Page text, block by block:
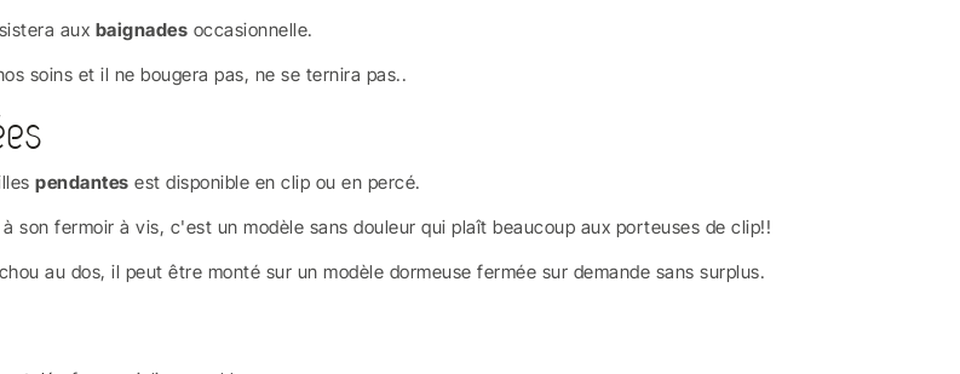
aux baignades occasionnelle.
soins et il ne bougera pas, ne se ternira pas..
pendantes est disponible en clip ou en percé.
fermoir à vis, c'est un modèle sans douleur qui plaît beaucoup aux porteuses de clip!!
au dos, il peut être monté sur un modèle dormeuse fermée sur demande sans surplus.